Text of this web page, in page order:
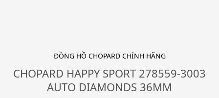
ĐỒNG HỒ CHOPARD CHÍNH HÃNG
CHOPARD HAPPY SPORT 278559-3003
AUTO DIAMONDS 36MM